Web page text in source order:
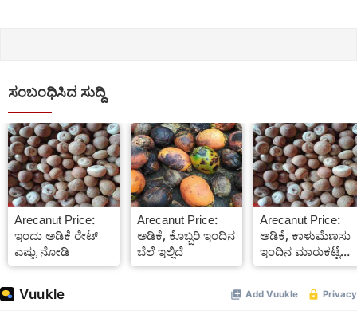
ಸಂಬಂಧಿಸಿದ ಸುದ್ದಿ
Arecanut Price:
ಇಂದು ಅಡಿಕೆ ರೇಟ್
ಎಷ್ಟು ನೋಡಿ
Arecanut Price:
ಅಡಿಕೆ, ಕೊಬ್ಬರಿ ಇಂದಿನ
ಬೆಲೆ ಇಲ್ಲಿದೆ
Arecanut Price:
ಅಡಿಕೆ, ಕಾಳುಮೆಣಸು
ಇಂದಿನ ಮಾರುಕಟ್ಟೆ
ದರ ಹೇಗಿದೆ